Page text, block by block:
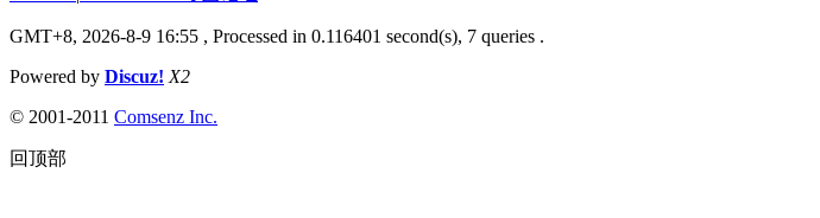
GMT+8, 2026-8-9 16:55 , Processed in 0.116401 second(s), 7 queries .
Powered by Discuz! X2
© 2001-2011 Comsenz Inc.
回顶部